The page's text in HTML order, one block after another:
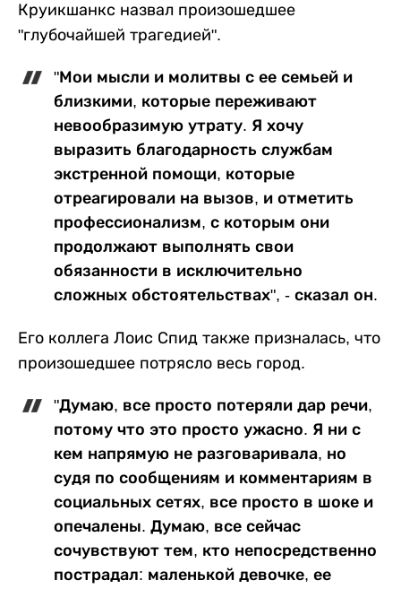
Круикшанкс назвал произошедшее
"глубочайшей трагедией".
"Мои мысли и молитвы с ее семьей и
близкими, которые переживают
невообразимую утрату. Я хочу
выразить благодарность службам
экстренной помощи, которые
отреагировали на вызов, и отметить
профессионализм, с которым они
продолжают выполнять свои
обязанности в исключительно
сложных обстоятельствах", - сказал он.
Его коллега Лоис Спид также призналась, что
произошедшее потрясло весь город.
"Думаю, все просто потеряли дар речи,
потому что это просто ужасно. Я ни с
кем напрямую не разговаривала, но
судя по сообщениям и комментариям в
социальных сетях, все просто в шоке и
опечалены. Думаю, все сейчас
сочувствуют тем, кто непосредственно
пострадал: маленькой девочке, ее